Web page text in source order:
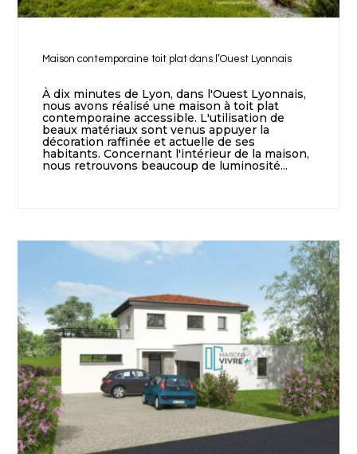
Maison contemporaine toit plat dans l’Ouest Lyonnais
À dix minutes de Lyon, dans l'Ouest Lyonnais,
nous avons réalisé une maison à toit plat
contemporaine accessible. L'utilisation de
beaux matériaux sont venus appuyer la
décoration raffinée et actuelle de ses
habitants. Concernant l'intérieur de la maison,
nous retrouvons beaucoup de luminosité...